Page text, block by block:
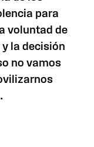
para
voluntad de
la decisión
no vamos